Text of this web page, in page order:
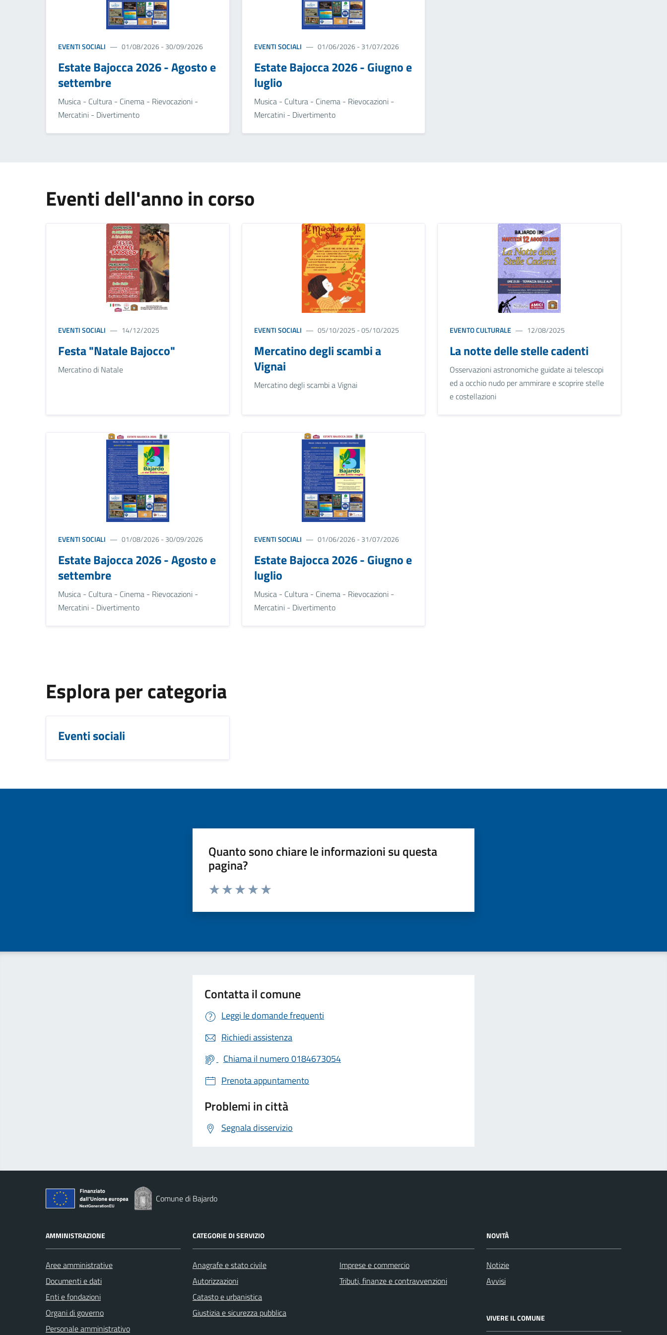
EVENTI SOCIALI 01/08/2026 - 30/09/2026
Estate Bajocca 2026 - Agosto e
settembre
Musica - Cultura - Cinema - Rievocazioni -
Mercatini - Divertimento
EVENTI SOCIALI 01/06/2026 - 31/07/2026
Estate Bajocca 2026 - Giugno e
luglio
Musica - Cultura - Cinema - Rievocazioni -
Mercatini - Divertimento
Eventi dell'anno in corso
EVENTI SOCIALI 14/12/2025
Festa "Natale Bajocco"
Mercatino di Natale
EVENTI SOCIALI 05/10/2025 - 05/10/2025
Mercatino degli scambi a
Vignai
Mercatino degli scambi a Vignai
EVENTO CULTURALE 12/08/2025
La notte delle stelle cadenti
Osservazioni astronomiche guidate ai telescopi
ed a occhio nudo per ammirare e scoprire stelle
e costellazioni
EVENTI SOCIALI 01/08/2026 - 30/09/2026
Estate Bajocca 2026 - Agosto e
settembre
Musica - Cultura - Cinema - Rievocazioni -
Mercatini - Divertimento
EVENTI SOCIALI 01/06/2026 - 31/07/2026
Estate Bajocca 2026 - Giugno e
luglio
Musica - Cultura - Cinema - Rievocazioni -
Mercatini - Divertimento
Esplora per categoria
Eventi sociali
Quanto sono chiare le informazioni su questa
pagina?
Valuta da 1 a 5 stelle la pagina
Contatta il comune
Leggi le domande frequenti
Richiedi assistenza
Chiama il numero 0184673054
Prenota appuntamento
Problemi in città
Segnala disservizio
Comune di Bajardo
AMMINISTRAZIONE
Aree amministrative
Documenti e dati
Enti e fondazioni
Organi di governo
Personale amministrativo
CATEGORIE DI SERVIZIO
Anagrafe e stato civile
Autorizzazioni
Catasto e urbanistica
Giustizia e sicurezza pubblica
Imprese e commercio
Tributi, finanze e contravvenzioni
NOVITÀ
Notizie
Avvisi
VIVERE IL COMUNE